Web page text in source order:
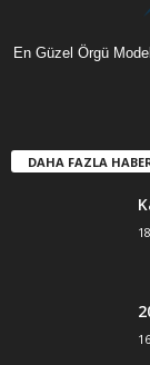
En Güzel Örgü
DAHA FAZLA